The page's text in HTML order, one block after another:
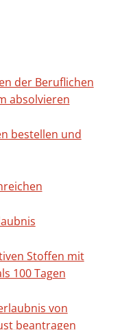
der Beruflichen
absolvieren
bestellen und
Stoffen mit
100 Tagen
von
beantragen